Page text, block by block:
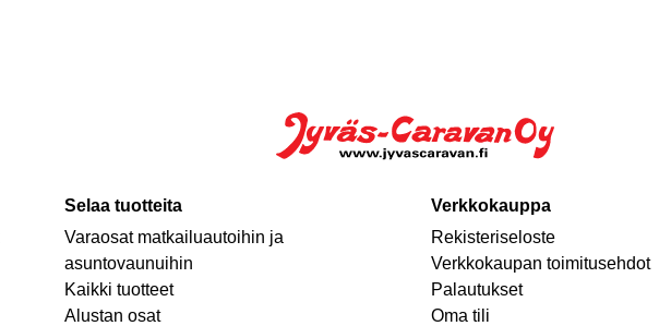
Selaa tuotteita
Varaosat matkailuautoihin ja
asuntovaunuihin
Kaikki tuotteet
Alustan osat
Verkkokauppa
Rekisteriseloste
Verkkokaupan toimitusehdot
Palautukset
Oma tili